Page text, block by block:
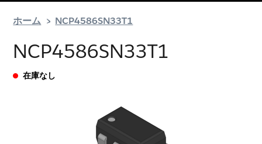
ホーム NCP4586SN33T1
NCP4586SN33T1
在庫なし